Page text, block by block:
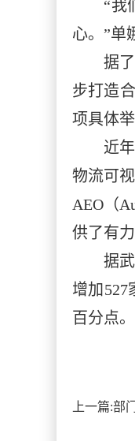
“我
心。”单
据
步打造
项具体举
近
物流可
AEO（
供了有
据
增加527
百分点。
上一篇:部